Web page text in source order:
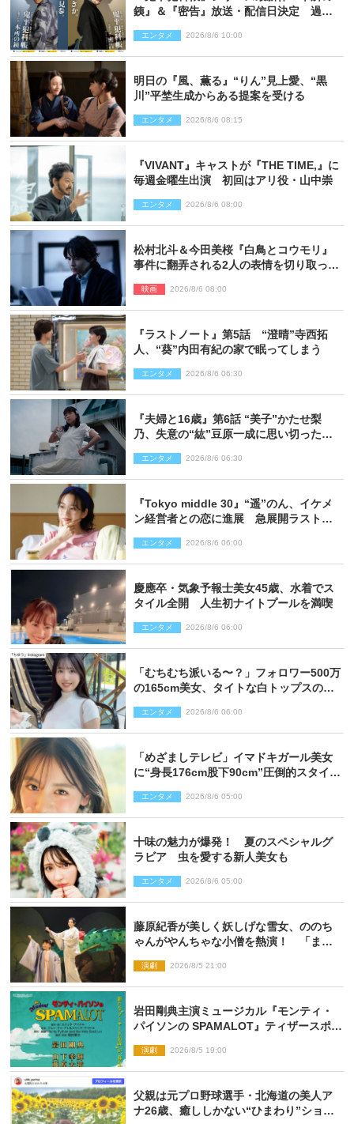
銕』＆『密告』放送・配信日決定 過去
エンタメ 2026/8/6 10:00
明日の『風、薫る』“りん”見上愛、“黒
川”平埜生成からある提案を受ける
エンタメ 2026/8/6 08:15
『VIVANT』キャストが『THE TIME,』に
毎週金曜生出演 初回はアリ役・山中崇
エンタメ 2026/8/6 08:00
松村北斗＆今田美桜『白鳥とコウモリ』
事件に翻弄される2人の表情を切り取った
映画 2026/8/6 08:00
『ラストノート』第5話 “澄晴”寺西拓
人、“葵”内田有紀の家で眠ってしまう
エンタメ 2026/8/6 06:30
『夫婦と16歳』第6話 “美子”かたせ梨
乃、失意の“紘”豆原一成に思い切ったプ
エンタメ 2026/8/6 06:30
『Tokyo middle 30』“遥”のん、イケメ
ン経営者との恋に進展 急展開ラストに
エンタメ 2026/8/6 06:00
慶應卒・気象予報士美女45歳、水着でス
タイル全開 人生初ナイトプールを満喫
エンタメ 2026/8/6 06:00
「むちむち派いる〜？」フォロワー500万
の165cm美女、タイトな白トップスの抜
エンタメ 2026/8/6 06:00
「めざましテレビ」イマドキガール美女
に“身長176cm股下90cm”圧倒的スタイル
エンタメ 2026/8/6 05:00
十味の魅力が爆発！ 夏のスペシャルグ
ラビア 虫を愛する新人美女も
エンタメ 2026/8/6 05:00
藤原紀香が美しく妖しげな雪女、ののち
ゃんがやんちゃな小僧を熱演！ 「まん
演劇 2026/8/5 21:00
岩田剛典主演ミュージカル『モンティ・
パイソンの SPAMALOT』ティザースポッ
演劇 2026/8/5 19:00
父親は元プロ野球選手・北海道の美人ア
ナ26歳、癒ししかない“ひまわり”ショッ